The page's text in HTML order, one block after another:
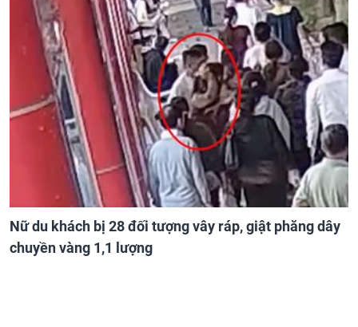
Nữ du khách bị 28 đối tượng vây ráp, giật phăng dây
chuyền vàng 1,1 lượng